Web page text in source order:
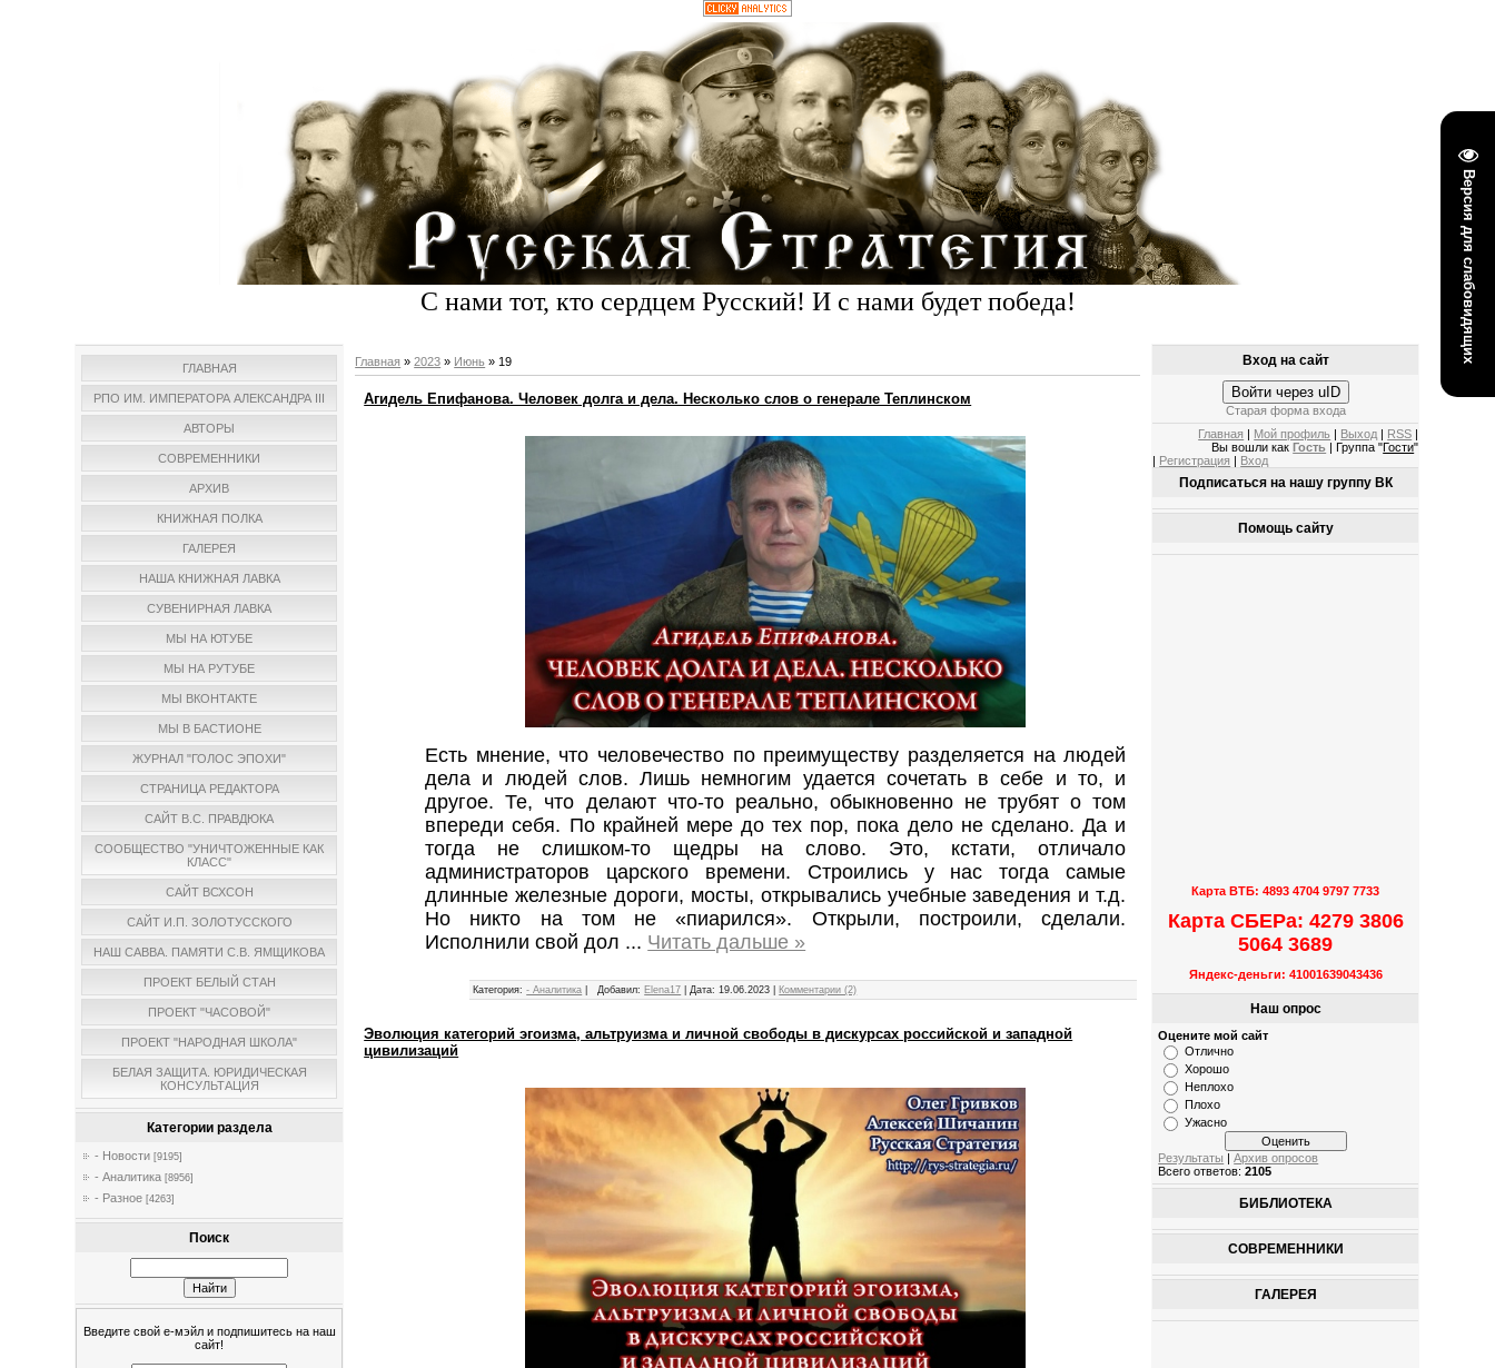
Версия для слабовидящих
С нами тот, кто сердцем Русский! И с нами будет победа!
ГЛАВНАЯ
РПО ИМ. ИМПЕРАТОРА АЛЕКСАНДРА III
АВТОРЫ
СОВРЕМЕННИКИ
АРХИВ
КНИЖНАЯ ПОЛКА
ГАЛЕРЕЯ
НАША КНИЖНАЯ ЛАВКА
СУВЕНИРНАЯ ЛАВКА
МЫ НА ЮТУБЕ
МЫ НА РУТУБЕ
МЫ ВКОНТАКТЕ
МЫ В БАСТИОНЕ
ЖУРНАЛ "ГОЛОС ЭПОХИ"
СТРАНИЦА РЕДАКТОРА
САЙТ В.С. ПРАВДЮКА
СООБЩЕСТВО "УНИЧТОЖЕННЫЕ КАК
КЛАСС"
САЙТ ВСХСОН
САЙТ И.П. ЗОЛОТУССКОГО
НАШ САВВА. ПАМЯТИ С.В. ЯМЩИКОВА
ПРОЕКТ БЕЛЫЙ СТАН
ПРОЕКТ "ЧАСОВОЙ"
ПРОЕКТ "НАРОДНАЯ ШКОЛА"
БЕЛАЯ ЗАЩИТА. ЮРИДИЧЕСКАЯ
КОНСУЛЬТАЦИЯ
Категории раздела
- Новости [9195]
- Аналитика [8956]
- Разное [4263]
Поиск
Введите свой е-мэйл и подпишитесь на наш
сайт!
Главная »2023 » Июнь » 19
Агидель Епифанова. Человек долга и дела. Несколько слов о генерале Теплинском
Есть мнение, что человечество по преимуществу разделяется на людей
дела и людей слов. Лишь немногим удается сочетать в себе и то, и
другое. Те, что делают что-то реально, обыкновенно не трубят о том
впереди себя. По крайней мере до тех пор, пока дело не сделано. Да и
тогда не слишком-то щедры на слово. Это, кстати, отличало
администраторов царского времени. Строились у нас тогда самые
длинные железные дороги, мосты, открывались учебные заведения и т.д.
Но никто на том не «пиарился». Открыли, построили, сделали.
Исполнили свой дол ... Читать дальше »
Категория: - Аналитика Добавил: Elena17 Дата: 19.06.2023 Комментарии (2)
Эволюция категорий эгоизма, альтруизма и личной свободы в дискурсах российской и западной
цивилизаций
Вход на сайт
Войти через uID
Старая форма входа
Главная
Мой профиль Выход RSS
Вы вошли как Гость | Группа "Гости"
Регистрация Вход
Подписаться на нашу группу ВК
Помощь сайту
Карта ВТБ: 4893 4704 9797 7733
Карта СБЕРа: 4279 3806
5064 3689
Яндекс-деньги: 41001639043436
Наш опрос
Оцените мой сайт
Отлично
Хорошо
Неплохо
Плохо
Ужасно
Результаты |Архив опросов
Всего ответов:2105
БИБЛИОТЕКА
СОВРЕМЕННИКИ
ГАЛЕРЕЯ